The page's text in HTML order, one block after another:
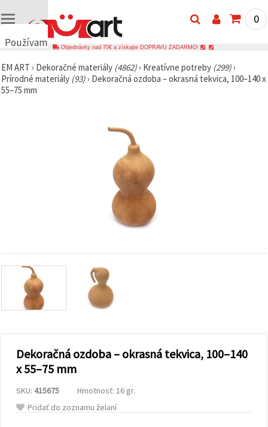
Používame
🍪
Používame
cookies a
zobrazovali
obsah a
reklamu, aj
s pomocou
našich
partnerov
Môžete
súhlasiť s
používaním
súborov
cookie
kliknutím
0
Objednávky nad 70€ a získajte DOPRAVU ZADARMO!
EM ART › Dekoračné materiály (4862)› Kreatívne potreby (299)›
Prírodné materiály (93)› Dekoračná ozdoba – okrasná tekvica, 100–140 x
55–75 mm
Dekoračná ozdoba – okrasná tekvica, 100–140
x 55–75 mm
SKU: 415675
Hmotnosť: 16 gr.
Pridať do zoznamu želaní